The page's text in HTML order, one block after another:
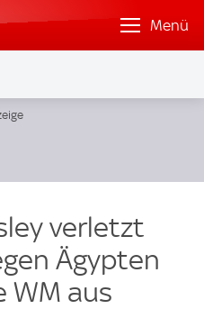
Menü
verletzt
Ägypten
WM aus